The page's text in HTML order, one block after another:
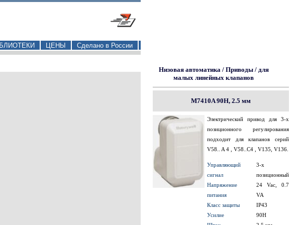
ЦЕНЫ Сделано в России
Низовая автоматика/ Приводы/ для
малых линейных клапанов
M7410A 90Н, 2.5 мм
Электрический привод для 3-х
позиционного регулирования
подходит для клапанов серий
V58.. A 4 , V58..C4 , V135, V136.
Управляющий
сигнал
3-х
позиционный
Напряжение
питания
24 Vac, 0.7
VA
Класс защиты
IP43
Усилие
90Н